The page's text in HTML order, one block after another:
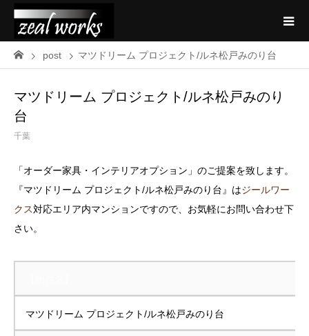
post マツドリーム プロジェクト/ルネ松戸みのり台
マツドリーム プロジェクト/ルネ松戸みのり
台
千葉
「オーダー家具・インテリアオプション」のご提案を致します。
『マツドリーム プロジェクト/ルネ松戸みのり台』はジールワー
クス対応エリア内マンションですので、お気軽にお問い合わせ下
さい。
マツドリーム プロジェクト/ルネ松戸みのり台